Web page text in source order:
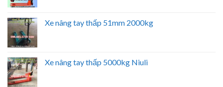
Xe nâng tay thấp 51mm 2000kg
Xe nâng tay thấp 5000kg Niuli